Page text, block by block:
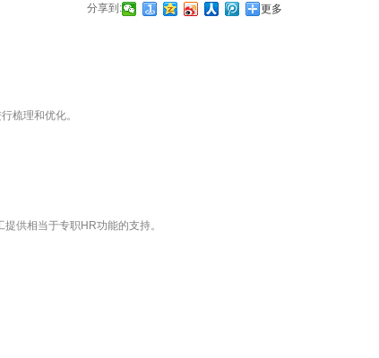
分享到: 更多
梳理和优化。
供相当于专职HR功能的支持。